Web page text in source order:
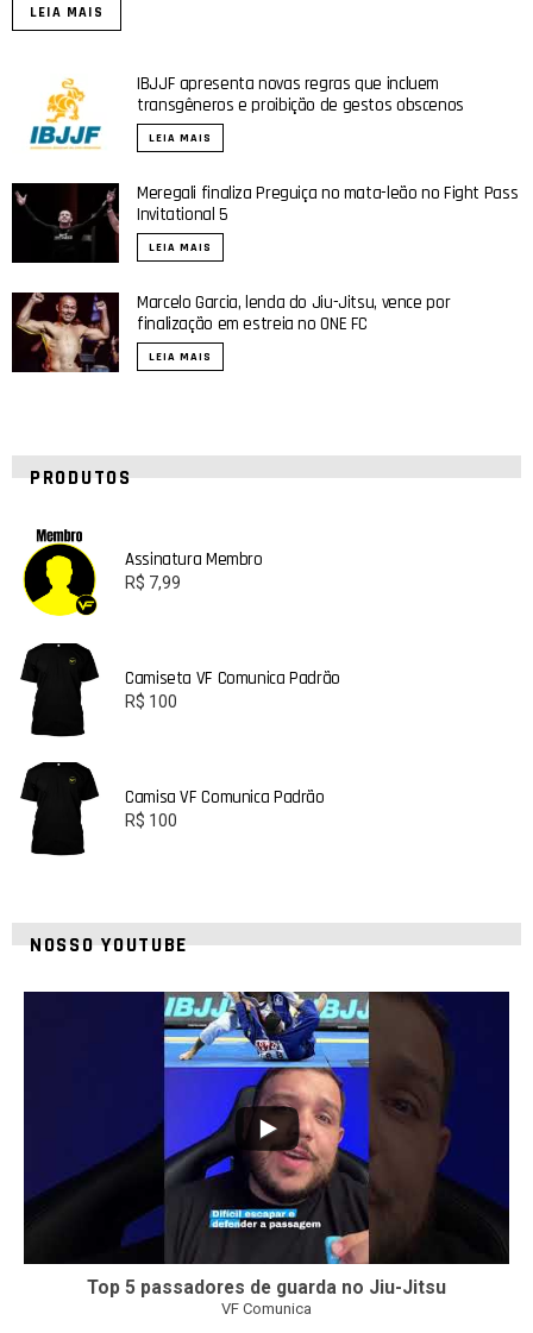
LEIA MAIS
IBJJF apresenta novas regras que incluem
transgêneros e proibição de gestos obscenos
LEIA MAIS
Meregali finaliza Preguiça no mata-leão no Fight Pass
Invitational 5
LEIA MAIS
Marcelo Garcia, lenda do Jiu-Jitsu, vence por
finalização em estreia no ONE FC
LEIA MAIS
PRODUTOS
Assinatura Membro
R$ 7,99
Camiseta VF Comunica Padrão
R$ 100
Camisa VF Comunica Padrão
R$ 100
NOSSO YOUTUBE
Top 5 passadores de guarda no Jiu-Jitsu
VF Comunica